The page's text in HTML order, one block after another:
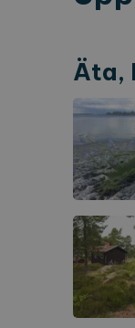
bryggor.
Äta,